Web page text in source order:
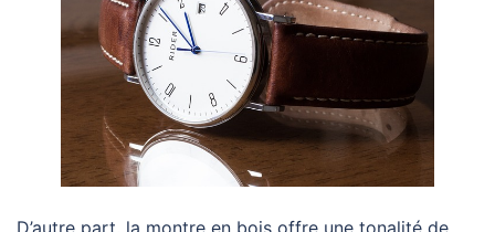
D’autre part, la montre en bois offre une tonalité de